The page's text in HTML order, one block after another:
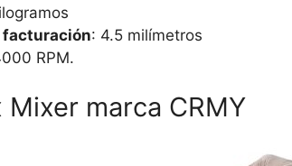
facturación: 4.5 milímetros
RPM.
marca CRMY